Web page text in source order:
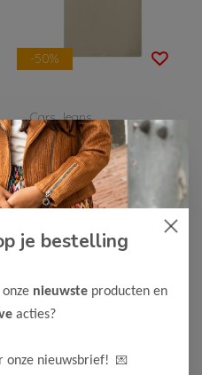
-50%
Cars Jeans
Cars Jeans Jongens
T-Shirt KLIVE
12,50 24,99
Bekijken
je bestelling
nieuwste producten en
acties?
onze nieuwsbrief! 💌